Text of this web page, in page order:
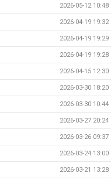
2026-05-12 10:48
2026-04-19 19:32
2026-04-19 19:29
2026-04-19 19:28
2026-04-15 12:30
2026-03-30 18:20
2026-03-30 10:44
2026-03-27 20:24
2026-03-26 09:37
2026-03-24 13:00
2026-03-21 13:28